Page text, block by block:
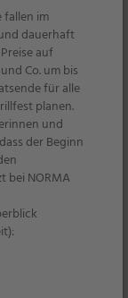
fallen im
dauerhaft
auf
Co. um bis
für alle
planen.
und
der Beginn
bei NORMA